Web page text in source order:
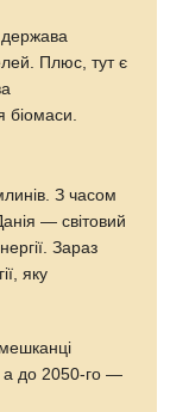
держава
Плюс, тут є
біомаси.
З часом
— світовий
Зараз
яку
а до 2050-го —